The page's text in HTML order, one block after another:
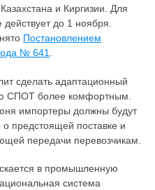
и Киргизии. Для
до 1 ноября.
Постановлением
№ 641
сделать адаптационный
СПОТ более комфортным.
импортеры должны будут
предстоящей поставке и
передачи перевозчикам.
в промышленную
система